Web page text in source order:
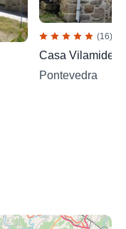
(16)
Casa Vilamide
Pontevedra